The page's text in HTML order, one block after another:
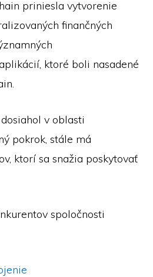
priniesla vytvorenie
finančných
ktoré boli nasadené
v oblasti
pokrok, stále má
ktorí sa snažia poskytovať
spoločnosti